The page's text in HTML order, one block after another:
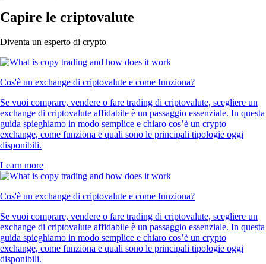
Capire le criptovalute
Diventa un esperto di crypto
Cos'è un exchange di criptovalute e come funziona?
Se vuoi comprare, vendere o fare trading di criptovalute, scegliere un
exchange di criptovalute affidabile è un passaggio essenziale. In questa
guida spieghiamo in modo semplice e chiaro cos’è un crypto
exchange, come funziona e quali sono le principali tipologie oggi
disponibili.
Learn more
Cos'è un exchange di criptovalute e come funziona?
Se vuoi comprare, vendere o fare trading di criptovalute, scegliere un
exchange di criptovalute affidabile è un passaggio essenziale. In questa
guida spieghiamo in modo semplice e chiaro cos’è un crypto
exchange, come funziona e quali sono le principali tipologie oggi
disponibili.